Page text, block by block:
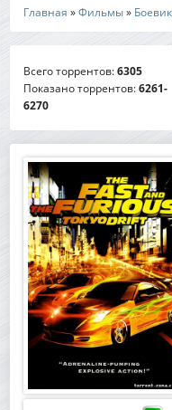
Главная »Фильмы»
Всего торрентов:6305
Показано торрентов:6261-
6270